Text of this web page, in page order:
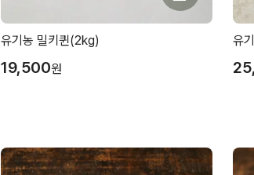
유기농 밀키퀸(2kg)
19,500원
유